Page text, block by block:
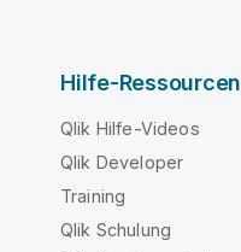
Hilfe-Ressourcen
Qlik Hilfe-Videos
Qlik Developer
Training
Qlik Schulung